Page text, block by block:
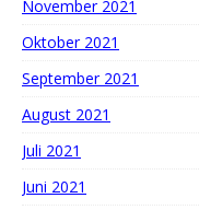
November 2021
Oktober 2021
September 2021
August 2021
Juli 2021
Juni 2021